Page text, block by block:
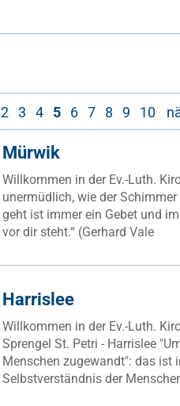
2 3 4 5 6 7 8 9 10
Mürwik
Willkommen in der Ev.-Luth.
unermüdlich, wie der
geht ist immer ein Gebet und
vor dir steht.“ (Gerhard Vale
Harrislee
Willkommen in der Ev.-Luth.
Sprengel St. Petri - Harrislee
Menschen zugewandt": das ist
Selbstverständnis der